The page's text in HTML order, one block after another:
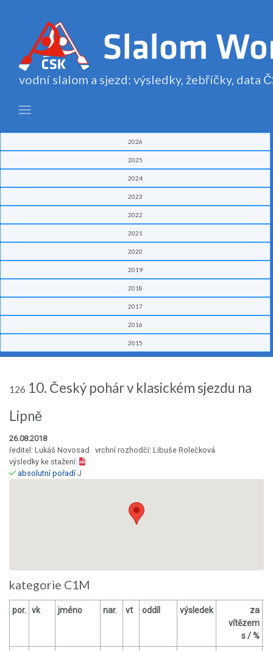
vodní slalom a sjezd: výsledky, žebříčky, data
2026
2025
2024
2023
2022
2021
2020
2019
2018
2017
2016
2015
126 10. Český pohár v klasickém sjezdu na
Lipně
26.08.2018
ředitel: Lukáš Novosad vrchní rozhodčí: Libuše Rolečková
výsledky ke stažení:
absolutní pořadíJ
kategorie C1M
por. vk jméno nar. vt oddíl výsledek
za
vítězem
s / %